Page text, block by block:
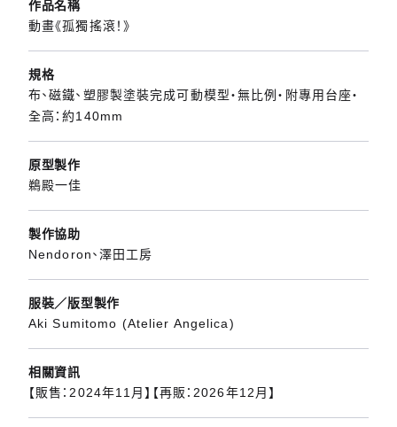
作品名稱
動畫《孤獨搖滾！》
規格
布、磁鐵、塑膠製塗裝完成可動模型・無比例・附專用台座・
全高：約140mm
原型製作
鵜殿一佳
製作協助
Nendoron、澤田工房
服裝／版型製作
Aki Sumitomo (Atelier Angelica)
相關資訊
【販售：2024年11月】【再販：2026年12月】